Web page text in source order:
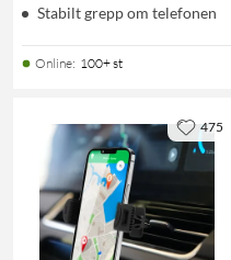
Stabilt grepp om telefonen
Online: 100+ st
475